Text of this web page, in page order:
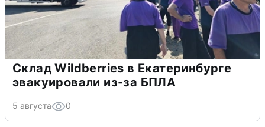
Склад Wildberries в Екатеринбурге
эвакуировали из-за БПЛА
5 августа 0